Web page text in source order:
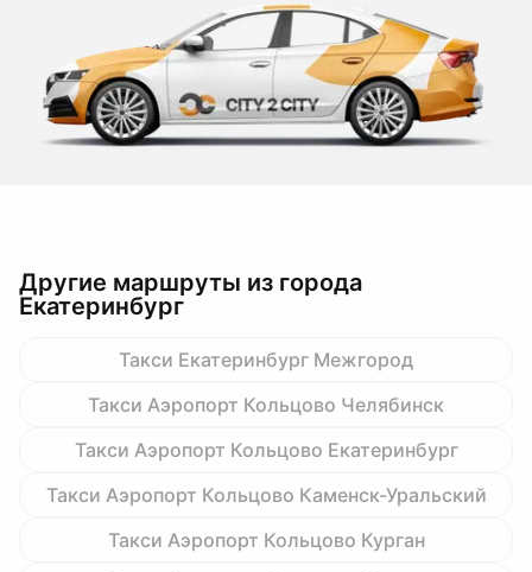
Другие маршруты из города
Екатеринбург
Такси Екатеринбург Межгород
Такси Аэропорт Кольцово Челябинск
Такси Аэропорт Кольцово Екатеринбург
Такси Аэропорт Кольцово Каменск-Уральский
Такси Аэропорт Кольцово Курган